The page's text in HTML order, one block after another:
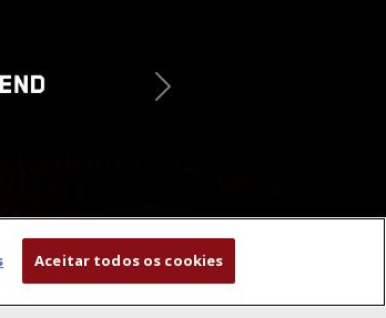
Next
Aceitar todos os cookies